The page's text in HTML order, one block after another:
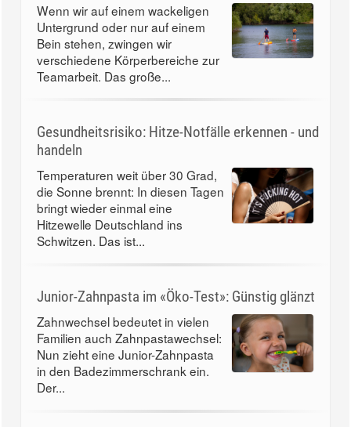
Wenn wir auf einem wackeligen
Untergrund oder nur auf einem
Bein stehen, zwingen wir
verschiedene Körperbereiche zur
Teamarbeit. Das große...
Gesundheitsrisiko: Hitze-Notfälle erkennen - und
handeln
Temperaturen weit über 30 Grad,
die Sonne brennt: In diesen Tagen
bringt wieder einmal eine
Hitzewelle Deutschland ins
Schwitzen. Das ist...
Junior-Zahnpasta im «Öko-Test»: Günstig glänzt
Zahnwechsel bedeutet in vielen
Familien auch Zahnpastawechsel:
Nun zieht eine Junior-Zahnpasta
in den Badezimmerschrank ein.
Der...